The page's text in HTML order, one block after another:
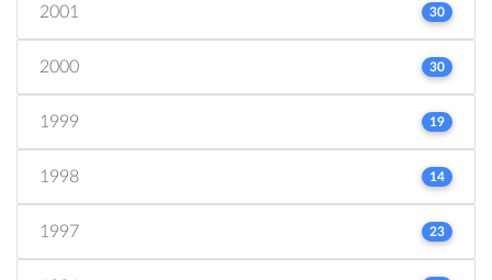
2001 30
2000 30
1999 19
1998 14
1997 23